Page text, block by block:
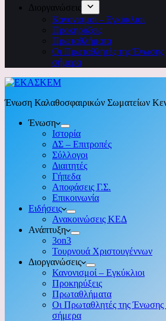
Διοργανώσεις
Κανονισμοί – Εγκύκλιοι
Προκηρύξεις
Πρωταθλήματα
Οι Πρωταθλητές της Ένωσης
σήμερα
Ένωση Καλαθοσφαιρικών Σωματείων
Ένωση
Ιστορία
ΔΣ – Επιτροπές
Σύλλογοι
Διαιτητές
Γήπεδα
Αποφάσεις Γ.Σ.
Επικοινωνία
Ειδήσεις
Ανακοινώσεις ΚΕΔ
Ανάπτυξη
3on3
Τουρνουά Χριστουγέννων
Διοργανώσεις
Κανονισμοί – Εγκύκλιοι
Προκηρύξεις
Πρωταθλήματα
Οι Πρωταθλητές της Ένωσης
σήμερα